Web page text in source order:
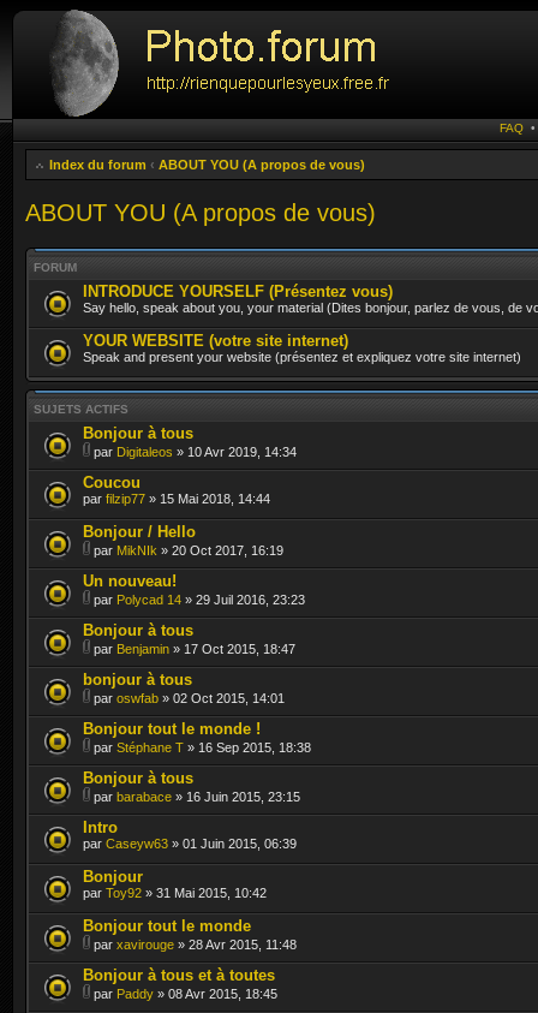
FAQ
Index du forum ‹ ABOUT YOU (A propos de vous)
ABOUT YOU (A propos de vous)
FORUM
INTRODUCE YOURSELF (Présentez vous)
Say hello, speak about you, your material (Dites bonjour, parlez de vous, de
YOUR WEBSITE (votre site internet)
Speak and present your website (présentez et expliquez votre site internet)
SUJETS ACTIFS
Bonjour à tous
par Digitaleos » 10 Avr 2019, 14:34
Coucou
par filzip77 » 15 Mai 2018, 14:44
Bonjour / Hello
par MikNIk » 20 Oct 2017, 16:19
Un nouveau!
par Polycad 14 » 29 Juil 2016, 23:23
Bonjour à tous
par Benjamin » 17 Oct 2015, 18:47
bonjour à tous
par oswfab » 02 Oct 2015, 14:01
Bonjour tout le monde !
par Stéphane T » 16 Sep 2015, 18:38
Bonjour à tous
par barabace » 16 Juin 2015, 23:15
Intro
par Caseyw63 » 01 Juin 2015, 06:39
Bonjour
par Toy92 » 31 Mai 2015, 10:42
Bonjour tout le monde
par xavirouge » 28 Avr 2015, 11:48
Bonjour à tous et à toutes
par Paddy » 08 Avr 2015, 18:45